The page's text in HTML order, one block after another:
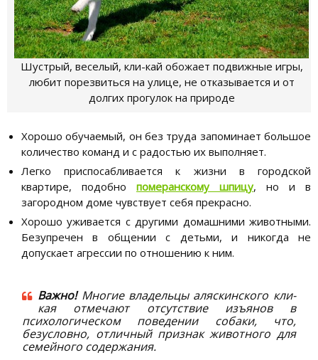
Шустрый, веселый, кли-кай обожает подвижные игры,
любит порезвиться на улице, не отказывается и от
долгих прогулок на природе
Хорошо обучаемый, он без труда запоминает большое
количество команд и с радостью их выполняет.
Легко приспосабливается к жизни в городской
квартире, подобно померанскому шпицу, но и в
загородном доме чувствует себя прекрасно.
Хорошо уживается с другими домашними животными.
Безупречен в общении с детьми, и никогда не
допускает агрессии по отношению к ним.
Важно! Многие владельцы аляскинского кли-
кая отмечают отсутствие изъянов в
психологическом поведении собаки, что,
безусловно, отличный признак животного для
семейного содержания.